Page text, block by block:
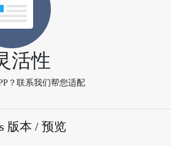
活性
？联系我们帮您适配
版本 / 预览